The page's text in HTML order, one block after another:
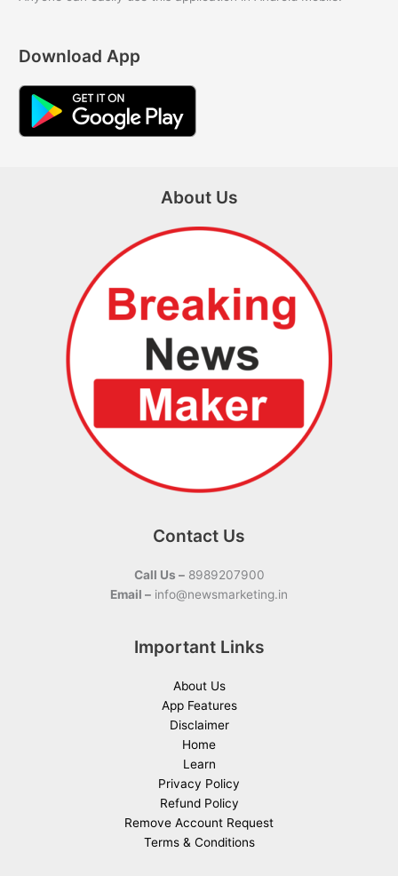
Download App
About Us
Contact Us
Call Us –8989207900
Email – info@newsmarketing.in
Important Links
About Us
App Features
Disclaimer
Home
Learn
Privacy Policy
Refund Policy
Remove Account Request
Terms & Conditions